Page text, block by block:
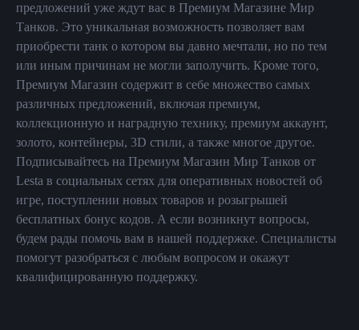
предложений уже ждут вас в Премиум Магазине Мир
Танков. Это уникальная возможность позволяет вам
приобрести танк о котором вы давно мечтали, но по тем
или иным причинам не могли заполучить. Кроме того,
Премиум Магазин содержит в себе множество самых
различных предложений, включая премиум,
коллекционную и наградную технику, премиум аккаунт,
золото, контейнеры, 3D стили, а также многое другое.
Подписывайтесь на Премиум Магазин Мир Танков от
Lesta в социальных сетях для оперативных новостей об
игре, поступлении новых товаров и розыгрышей
бесплатных бонус кодов. А если возникнут вопросы,
будем рады помочь вам в нашей поддержке. Специалисты
помогут разобраться с любым вопросом и окажут
квалифицированную поддержку.